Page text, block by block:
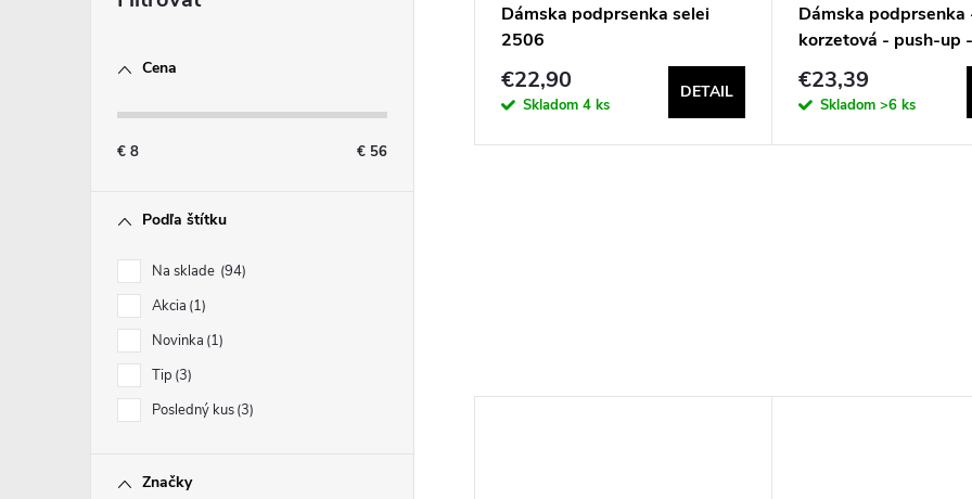
Cena
€ 8 € 56
Podľa štítku
Na sklade 94
Akcia 1
Novinka 1
Tip 3
Posledný kus 3
Značky
Dámska podprsenka selei
2506
€22,90
Skladom 4 ks
DETAIL
Dámska podprsenka
korzetová - push-up
Double Extra Pizzo
€23,39
Skladom>6 ks